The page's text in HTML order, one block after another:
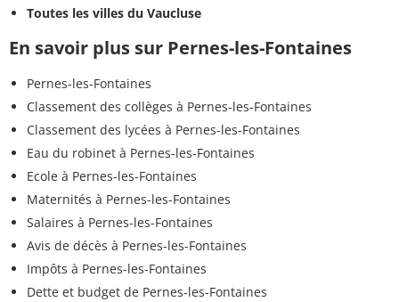
Toutes les villes du Vaucluse
En savoir plus sur Pernes-les-Fontaines
Pernes-les-Fontaines
Classement des collèges à Pernes-les-Fontaines
Classement des lycées à Pernes-les-Fontaines
Eau du robinet à Pernes-les-Fontaines
Ecole à Pernes-les-Fontaines
Maternités à Pernes-les-Fontaines
Salaires à Pernes-les-Fontaines
Avis de décès à Pernes-les-Fontaines
Impôts à Pernes-les-Fontaines
Dette et budget de Pernes-les-Fontaines